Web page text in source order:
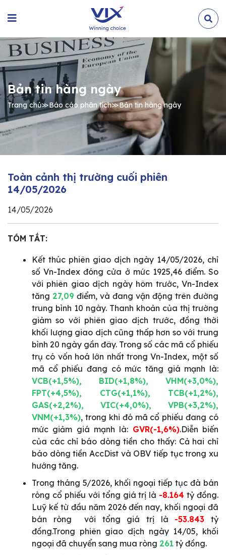
Bản tin hàng ngày
Trang chủ≫Báo cáo phân tích≫Bản tin hàng ngày
Toàn cảnh thị trường cuối phiên
14/05/2026
14/05/2026
TÓM TẮT:
Kết thúc phiên giao dịch ngày 14/05/2026, chỉ
số Vn-Index đóng cửa ở mức 1925,46 điểm. So
với phiên giao dịch ngày hôm trước, Vn-Index
tăng 27,09 điểm, và đang vận động trên đường
trung bình 10 ngày. Thanh khoản của thị trường
giảm so với phiên giao dịch trước, đồng thời
khối lượng giao dịch cũng thấp hơn so với trung
bình 20 ngày gần đây. Trong số các mã cổ phiếu
trụ có vốn hoá lớn nhất trong Vn-Index, một số
mã cổ phiếu đang có mức tăng giá mạnh là:
VCB(+1,5%), BID(+1,8%), VHM(+3,0%),
FPT(+4,5%), CTG(+1,1%), TCB(+1,2%),
GAS(+2,2%), VIC(+4,0%), VPB(+3,2%),
VNM(+1,3%), trong khi đó mã cổ phiếu đang có
mức giảm giá mạnh là: GVR(-1,6%).Diễn biến
của các chỉ báo dòng tiền cho thấy: Cả hai chỉ
báo dòng tiền AccDist và OBV tiếp tục trong xu
hướng tăng.
Trong tháng 5/2026, khối ngoại tiếp tục đà bán
ròng cổ phiếu với tổng giá trị là -8.164 tỷ đồng.
Luỹ kế từ đầu năm 2026 đến nay, khối ngoại đã
bán ròng với tổng giá trị là -53.843 tỷ
đồng.Trong phiên giao dịch ngày 14/05, khối
ngoại đã chuyển sang mua ròng 261 tỷ đồng.